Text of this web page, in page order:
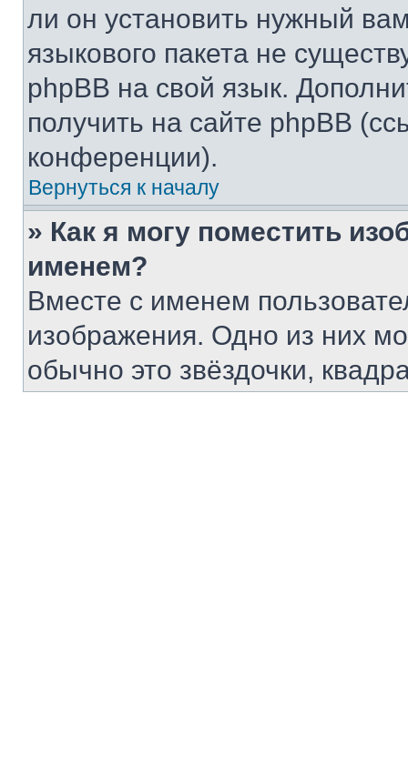
ли он установить нужный
языкового пакета не
phpBB на свой язык.
получить на сайте phpBB
конференции).
Вернуться к началу
» Как я могу поместить
именем?
Вместе с именем
изображения. Одно из них
обычно это звёздочки,